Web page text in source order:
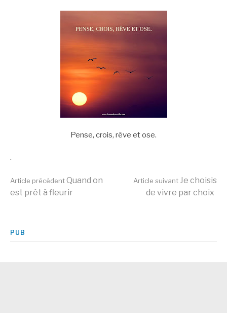
Pense, crois, rêve et ose.
.
Lire
la
Article précédentQuand on
est prêt à fleurir
Article suivant Je choisis
de vivre par choix
PUB